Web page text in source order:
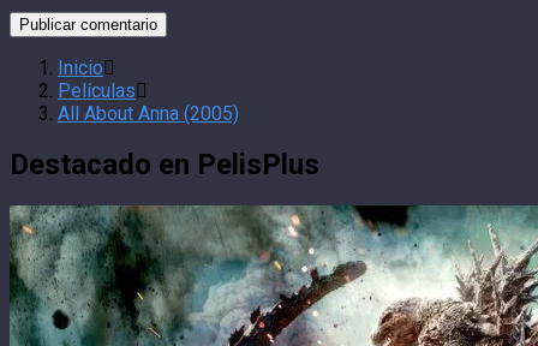
Inicio
Películas
All About Anna (2005)
Destacado en PelisPlus